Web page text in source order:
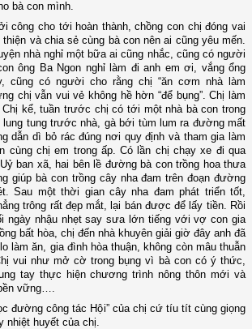
bà con mình.
công cho tới hoàn thành, chồng con chị đóng vai
và chia sẻ cùng bà con nên ai cũng yêu mến.
nhà nghỉ một bữa ai cũng nhắc, cũng có người
ông Ba Ngon nghỉ làm đi anh em ơi, vắng ổng
cũng có người cho rằng chị “ăn cơm nhà làm
chị vẫn vui vẻ không hề hờn “để bụng”. Chị làm
kể, tuần trước chị có tới một nhà bà con trong
lung tung trước nhà, gà bới tùm lum ra đường mất
dẫn dì bỏ rác đúng nơi quy định và tham gia làm
cùng chị em trong ấp. Có lần chị chạy xe đi qua
ban xã, hai bên lề đường bà con trồng hoa thưa
giúp bà con trồng cây nha đam trên đoạn đường
Sau một thời gian cây nha đam phát triển tốt,
trông rất đẹp mắt, lại bán được để lấy tiền. Rồi
ngày nhậu nhẹt say sưa lớn tiếng với vợ con gia
bất hòa, chị đến nhà khuyên giải giờ đây anh đã
làm ăn, gia đình hòa thuận, không còn mâu thuẫn
vui như mở cờ trong bụng vì bà con có ý thức,
tay thực hiện chương trình nông thôn mới và
vững….
đường công tác Hội” của chị cứ tíu tít cùng giọng
nhiệt huyết của chị.